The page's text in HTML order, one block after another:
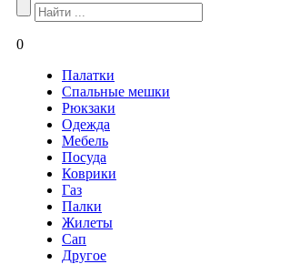
0
Палатки
Спальные мешки
Рюкзаки
Одежда
Мебель
Посуда
Коврики
Газ
Палки
Жилеты
Сап
Другое